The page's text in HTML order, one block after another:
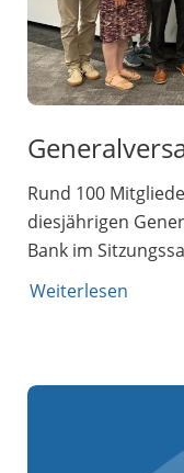
Rund 100
diesjährigen
Bank im
Weiterlesen